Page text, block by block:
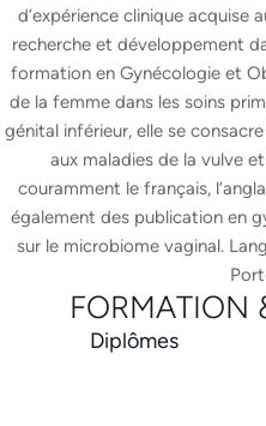
d’expérience clinique acquise
recherche et développement
formation en Gynécologie et
de la femme dans les soins
génital inférieur, elle se
aux maladies de la vulve
couramment le français,
également des publication en
sur le microbiome vaginal.
FORMATION
Diplômes